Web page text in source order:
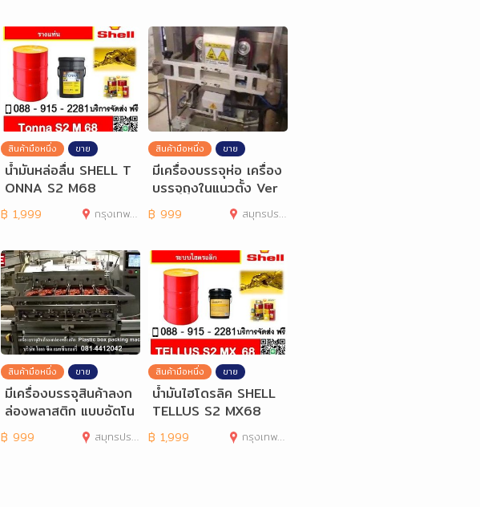
สินค้ามือหนึ่ง ขาย
น้ำมันหล่อลื่น SHELL T
ONNA S2 M68
฿ 1,999 กรุงเทพมหานคร
สินค้ามือหนึ่ง ขาย
มีเครื่องบรรจุห่อ เครื่อง
บรรจุถุงในแนวตั้ง Ver
tical Packing
฿ 999 สมุทรปราการ
สินค้ามือหนึ่ง ขาย
มีเครื่องบรรจุสินค้าลงก
ล่องพลาสติก แบบอัตโน
มัติ Plastic Box
฿ 999 สมุทรปราการ
สินค้ามือหนึ่ง ขาย
น้ำมันไฮโดรลิค SHELL
TELLUS S2 MX68
฿ 1,999 กรุงเทพมหานคร